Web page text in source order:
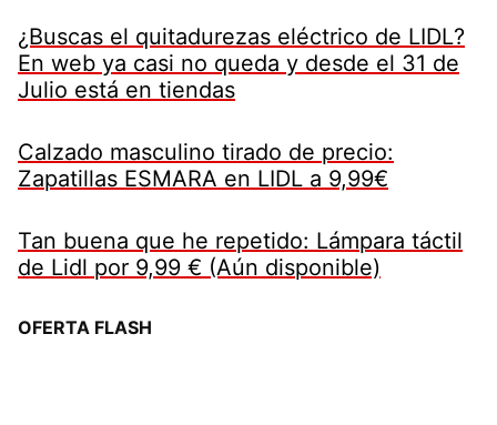
¿Buscas el quitadurezas eléctrico de LIDL?
En web ya casi no queda y desde el 31 de
Julio está en tiendas
Calzado masculino tirado de precio:
Zapatillas ESMARA en LIDL a 9,99€
Tan buena que he repetido: Lámpara táctil
de Lidl por 9,99 € (Aún disponible)
OFERTA FLASH